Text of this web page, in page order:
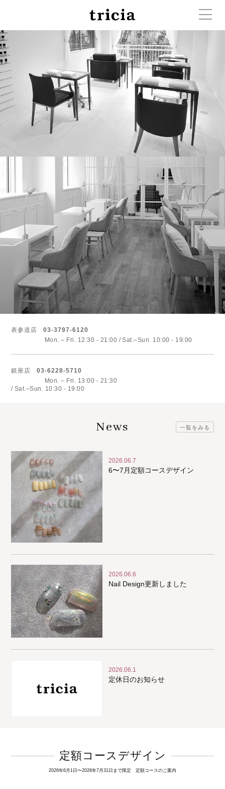
表参道店
03-3797-6120
Mon. – Fri. 12:30 - 21:00
Sat.–Sun. 10:00 - 19:00
銀座店
03-6228-5710
Mon. – Fri. 13:00 - 21:30
Sat.–Sun. 10:30 - 19:00
News 一覧をみる
2026.06.7
6〜7月定額コースデザイン
2026.06.6
Nail Design更新しました
2026.06.1
定休日のお知らせ
定額コースデザイン
2026年6月1日〜2026年7月31日まで限定 定額コースのご案内